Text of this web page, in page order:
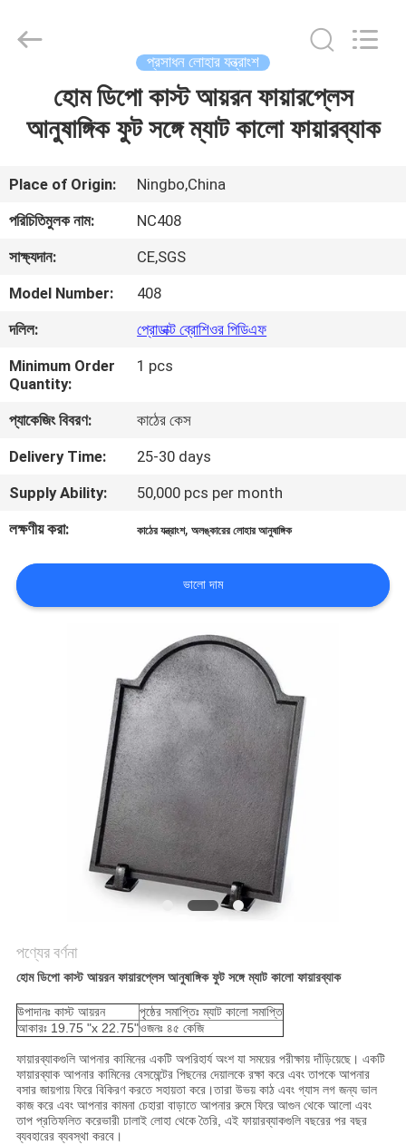
ভিডিও
আমাদের
সম্বন্ধে
কারখানা
পরিদর্শন
গুণমান
নিয়ন্ত্রণ
আমাদের
সাথে
যোগাযোগ
গোপনীয়তা
নীতি
Foundry
CO.,LTD.
প্রসাধন লোহার যন্ত্রাংশ
হোম ডিপো কাস্ট আয়রন ফায়ারপ্লেস
আনুষাঙ্গিক ফুট সঙ্গে ম্যাট কালো ফায়ারব্যাক
Place of Origin:
Ningbo,China
পরিচিতিমুলক নাম:
NC408
সাক্ষ্যদান:
CE,SGS
Model Number:
408
দলিল:
প্রোডাক্ট ব্রোশিওর পিডিএফ
Minimum Order
Quantity:
1 pcs
প্যাকেজিং বিবরণ:
কাঠের কেস
Delivery Time:
25-30 days
Supply Ability:
50,000 pcs per month
লক্ষণীয় করা:
কাঠের যন্ত্রাংশ,অলঙ্কারের লোহার আনুষাঙ্গিক
ভালো দাম
পণ্যের বর্ণনা
হোম ডিপো কাস্ট আয়রন ফায়ারপ্লেস আনুষাঙ্গিক ফুট সঙ্গে ম্যাট কালো ফায়ারব্যাক
উপাদানঃ কাস্ট আয়রন
পৃষ্ঠের সমাপ্তিঃ ম্যাট কালো সমাপ্তি
আকারঃ 19.75 "x 22.75"ওজনঃ ৪৫ কেজি
ফায়ারব্যাকগুলি আপনার কামিনের একটি অপরিহার্য অংশ যা সময়ের পরীক্ষায় দাঁড়িয়েছে। একটি
ফায়ারব্যাক আপনার কামিনের বেসমেন্টের পিছনের দেয়ালকে রক্ষা করে এবং তাপকে আপনার
বসার জায়গায় ফিরে বিকিরণ করতে সহায়তা করে।তারা উভয় কাঠ এবং গ্যাস লগ জন্য ভাল
কাজ করে এবং আপনার কামনা চেহারা বাড়াতে আপনার রুমে ফিরে আগুন থেকে আলো এবং
তাপ প্রতিফলিত করেভারী ঢালাই লোহা থেকে তৈরি, এই ফায়ারব্যাকগুলি বছরের পর বছর
ব্যবহারের ব্যবস্থা করবে।